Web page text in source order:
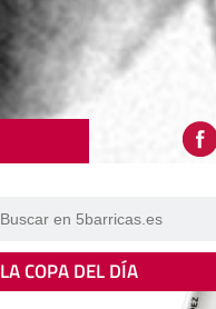
LA COPA DEL DÍA